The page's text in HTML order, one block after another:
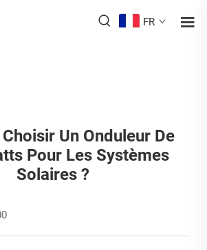
FR
Un Onduleur De
Pour Les Systèmes
Solaires ?